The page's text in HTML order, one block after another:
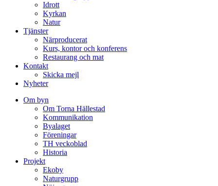
Idrott
Kyrkan
Natur
Tjänster
Närproducerat
Kurs, kontor och konferens
Restaurang och mat
Kontakt
Skicka mejl
Nyheter
Om byn
Om Torna Hällestad
Kommunikation
Byalaget
Föreningar
TH veckoblad
Historia
Projekt
Ekoby
Naturgrupp